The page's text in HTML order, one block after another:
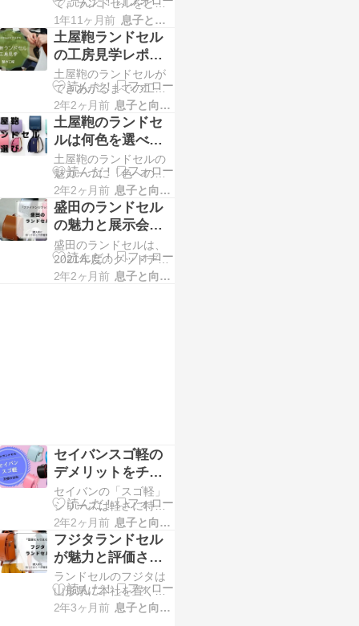
選べるようになってき
ているように思いま
す。 これだけ様々なラ
ンドセルが販売されて
い
い出を残しまし
た！
て、ランドセルをどう
するの問題です。我が
家は大峽製鞄のランド
セルを使用していまし
た。そちらでリメイク
を受け付けているとい
うことで、思い切って
ランドセルリメイクを
注文することにしまし
た。 6年間の思い出は
1年11ヶ月前 息子と向き合う！！
土屋鞄ランドセル
の工房見学レポー
ト
土屋鞄のランドセルが
できあがるまでの工程
を見させて頂きまし
た。東京都足立区にあ
る西新井本店にはラン
ドセル販売・大人用鞄
の販売に加え工房も併
設されています。 今回
はその西新井工房の見
学をしてきました。革
の裁断から始まり、ラ
2年2ヶ月前 息子と向き合う！！
土屋鞄のランドセ
ルは何色を選べば
いいの？青・キャ
メル・紫・ピンク
など
土屋鞄のランドセルの
魅力一つに「色へのこ
だわり」があります。
多様なカラー展開はも
ちろんのこと、採用す
る色の選び方や糸や金
具の色合いまできめ細
やかにこだわっていま
す。 それだけ豊富なカ
2年2ヶ月前 息子と向き合う！！
盛田のランドセル
の魅力と展示会情
報
盛田のランドセルは、
2021年度のグッドデザ
イン賞受賞を受賞「フ
2年2ヶ月前 息子と向き合う！！
セイバンスゴ軽の
デメリットをチェ
ックしておきまし
ょう
セイバンの「スゴ軽」
シリーズは軽さに特化
したランドセルで、セ
イバンの中でも最も軽
量なシリーズになりま
す。 ランドセルが軽量
であることは選ぶ上で
重要項目だと思いま
す。しかし、軽い分だ
2年2ヶ月前 息子と向き合う！！
フジタランドセル
が魅力と評価され
る理由
ランドセルのフジタは
山形県に本社を置く老
舗の鞄店です。雨や雪
2年3ヶ月前 息子と向き合う！！